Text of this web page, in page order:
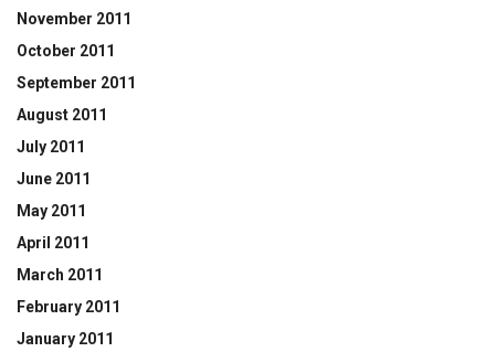
November 2011
October 2011
September 2011
August 2011
July 2011
June 2011
May 2011
April 2011
March 2011
February 2011
January 2011